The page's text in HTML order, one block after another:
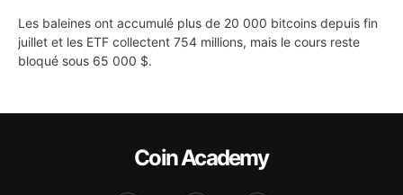
Les baleines ont accumulé plus de 20 000 bitcoins depuis fin
juillet et les ETF collectent 754 millions, mais le cours reste
bloqué sous 65 000 $.
Coin Academy